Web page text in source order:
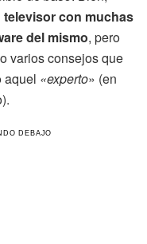
televisor con muchas
del mismo, pero
varios consejos que
aquel «experto» (en